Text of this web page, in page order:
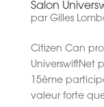
Salon
par Gilles
Citizen Can
UniverswiftNet
15ème
valeur forte